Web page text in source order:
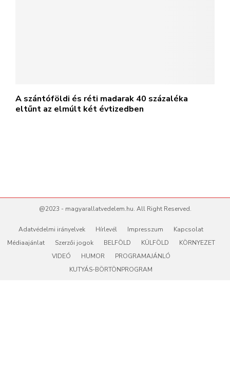
A szántóföldi és réti madarak 40 százaléka
eltűnt az elmúlt két évtizedben
@2023 - magyarallatvedelem.hu. All Right Reserved.
Adatvédelmi irányelvek Hírlevél Impresszum
Kapcsolat
Médiaajánlat
Szerzői jogok BELFÖLD KÜLFÖLD
KÖRNYEZET
VIDEÓ
HUMOR
PROGRAMAJÁNLÓ
KUTYÁS-BÖRTÖNPROGRAM